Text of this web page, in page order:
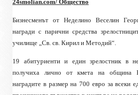
24smolian.com/ Общество
Бизнесменът от Неделино Веселин
награди с парични средства
училище „Св. св. Кирил и Методий“.
19 абитуриенти и един зрелостник в
получиха лично от кмета на община
наградите в размер на 700 евро за всеки